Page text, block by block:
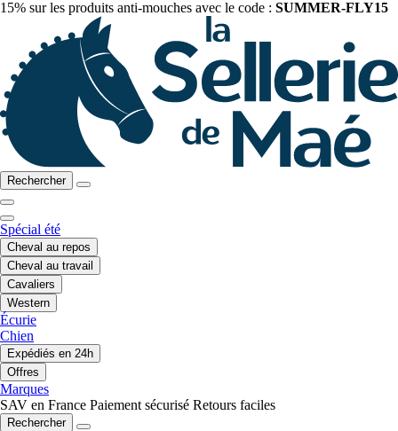
15% sur les produits anti-mouches avec le code : SUMMER-FLY15
Rechercher
Spécial été
Cheval au repos
Cheval au travail
Cavaliers
Western
Écurie
Chien
Expédiés en 24h
Offres
Marques
SAV en France Paiement sécurisé Retours faciles
Rechercher